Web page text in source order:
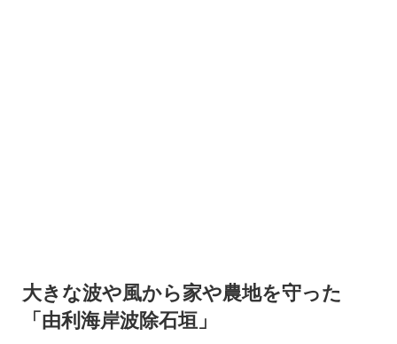
大きな波や風から家や農地を守った
「由利海岸波除石垣」